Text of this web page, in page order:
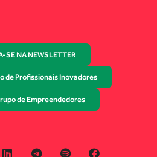
SE NA NEWSLETTER
de Profissionais Inovadores
de Empreendedores